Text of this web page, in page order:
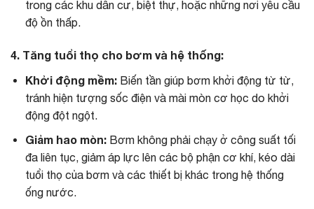
trong các khu dân cư, biệt thự, hoặc những nơi yêu cầu
độ ồn thấp.
4. Tăng tuổi thọ cho bơm và hệ thống:
Khởi động mềm:Biến tần giúp bơm khởi động từ từ,
tránh hiện tượng sốc điện và mài mòn cơ học do khởi
động đột ngột.
Giảm hao mòn:Bơm không phải chạy ở công suất tối
đa liên tục, giảm áp lực lên các bộ phận cơ khí, kéo dài
tuổi thọ của bơm và các thiết bị khác trong hệ thống
ống nước.